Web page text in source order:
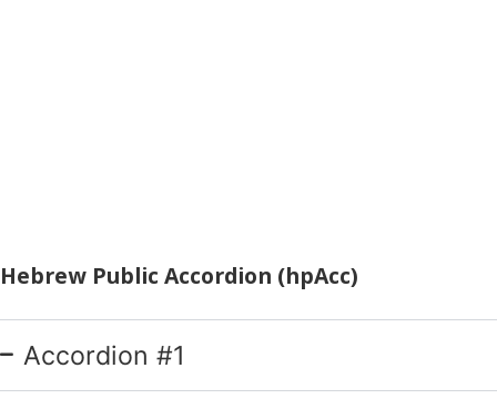
Hebrew Public Accordion (hpAcc)
Accordion #1